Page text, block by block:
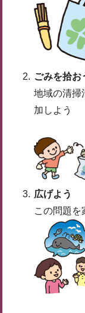
ごみを拾お
地域の清掃
加しよう
広げよう
この問題を